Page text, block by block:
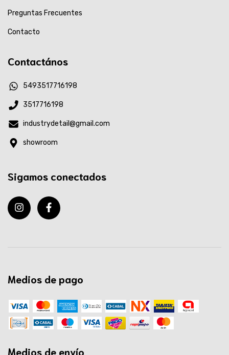
Preguntas Frecuentes
Contacto
Contactános
5493517716198
3517716198
industrydetail@gmail.com
showroom
Sigamos conectados
Medios de pago
Medios de envío